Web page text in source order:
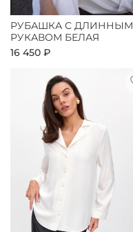
РУБАШКА С ДЛИННЫМ
РУКАВОМ БЕЛАЯ
16 450 ₽